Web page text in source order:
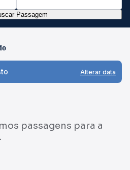
Passagem
Alterar data
passagens para a